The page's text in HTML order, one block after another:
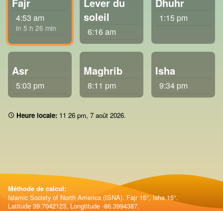
4:53 am
in 5 h 26 min
soleil
6:16 am
1:15 pm
Asr
5:03 pm
Maghrib
8:11 pm
Isha
9:34 pm
Heure locale: 11:26 pm, 7 août 2026.
Méthode de calcul:
Islamic Society of North America (ISNA). Fajr 15°, Isha 15°.
Latitude 39.7042123, Longtitude -86.3994387.